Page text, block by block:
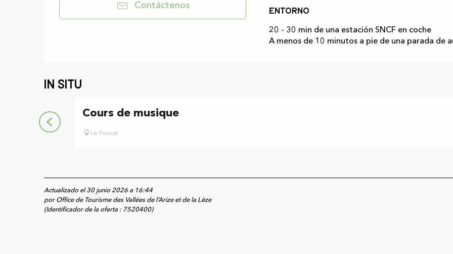
Contáctenos
Entorno
Entorno
20 - 30 min de una estación SNCF en coche
A menos de 10 minutos a pie de una parada de
In situ
Cours de musique
Le Fossat
Actualizado el 30 junio 2026 a 16:44
por Office de Tourisme des Vallées de l’Arize et de la Lèze
(Identificador de la oferta : 7520400)